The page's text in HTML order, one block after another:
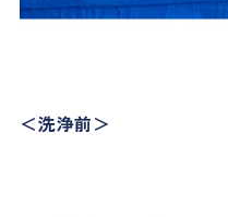
＜洗浄前＞